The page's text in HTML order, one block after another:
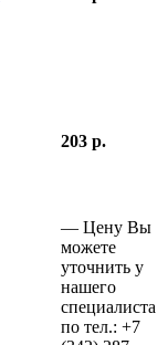
203 р.
— Цену Вы
можете
уточнить у
нашего
специалиста
по тел.: +7